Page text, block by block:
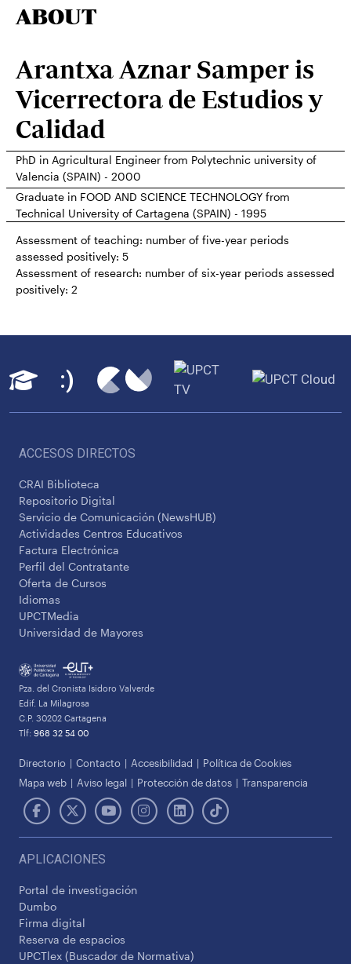
ABOUT
Arantxa Aznar Samper is
Vicerrectora de Estudios y
Calidad
PhD in Agricultural Engineer from Polytechnic university of
Valencia (SPAIN) - 2000
Graduate in FOOD AND SCIENCE TECHNOLOGY from
Technical University of Cartagena (SPAIN) - 1995
Assessment of teaching: number of five-year periods
assessed positively: 5
Assessment of research: number of six-year periods assessed
positively: 2
ACCESOS DIRECTOS
CRAI Biblioteca
Repositorio Digital
Servicio de Comunicación (NewsHUB)
Actividades Centros Educativos
Factura Electrónica
Perfil del Contratante
Oferta de Cursos
Idiomas
UPCTMedia
Universidad de Mayores
Pza. del Cronista Isidoro Valverde
Edif. La Milagrosa
C.P. 30202 Cartagena
Tlf: 968 32 54 00
Directorio Contacto Accesibilidad
Política de Cookies
Mapa web
Aviso legal Protección de datos Transparencia
APLICACIONES
Portal de investigación
Dumbo
Firma digital
Reserva de espacios
UPCTlex (Buscador de Normativa)